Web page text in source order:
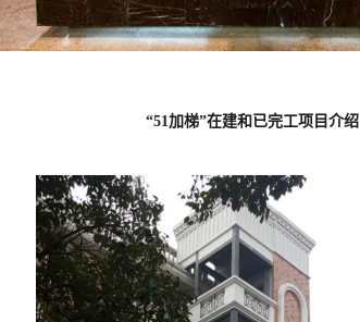
“51加梯”在建和已完工项目介绍